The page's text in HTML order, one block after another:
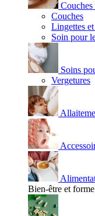
Couches
Lingettes
Soin pour
Soins
Vergetures
Bien-être et forme